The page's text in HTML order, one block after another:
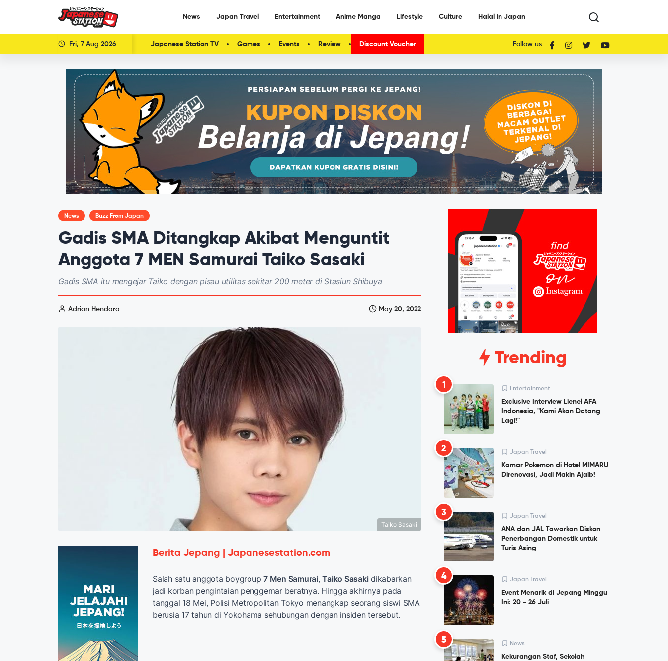
News Japan Travel Entertainment Anime Manga Lifestyle Culture Halal in Japan
Fri, 7 Aug 2026 Japanese Station TV Games Events Review Discount Voucher Follow us
News Buzz From Japan
Gadis SMA Ditangkap Akibat Menguntit
Anggota 7 MEN Samurai Taiko Sasaki
Gadis SMA itu mengejar Taiko dengan pisau utilitas sekitar 200 meter di Stasiun Shibuya
Adrian Hendara May 20, 2022
Taiko Sasaki
Berita Jepang | Japanesestation.com
Salah satu anggota boygroup 7 Men Samurai,Taiko Sasaki dikabarkan
jadi korban pengintaian penggemar beratnya. Hingga akhirnya pada
tanggal 18 Mei, Polisi Metropolitan Tokyo menangkap seorang siswi SMA
berusia 17 tahun di Yokohama sehubungan dengan insiden tersebut.
Trending
1 Entertainment
Exclusive Interview Lienel AFA
Indonesia, "Kami Akan Datang
Lagi!"
2 Japan Travel
Kamar Pokemon di Hotel MIMARU
Direnovasi, Jadi Makin Ajaib!
3 Japan Travel
ANA dan JAL Tawarkan Diskon
Penerbangan Domestik untuk
Turis Asing
4 Japan Travel
Event Menarik di Jepang Minggu
Ini: 20 - 26 Juli
5 News
Kekurangan Staf, Sekolah